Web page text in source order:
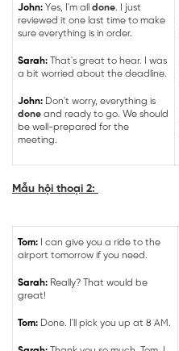
John: Yes, I'm all done. I just
reviewed it one last time to make
sure everything is in order.
Sarah: That's great to hear. I was
a bit worried about the deadline.
John: Don't worry, everything is
done and ready to go. We should
be well-prepared for the
meeting.
Mẫu hội thoại 2:
Tom: I can give you a ride to the
airport tomorrow if you need.
Sarah: Really? That would be
great!
Tom: Done. I'll pick you up at 8 AM.